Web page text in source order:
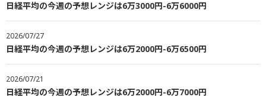
日経平均の今週の予想レンジは6万3000円-6万6000円
2026/07/27
日経平均の今週の予想レンジは6万2000円-6万6500円
2026/07/21
日経平均の今週の予想レンジは6万2000円-6万7000円